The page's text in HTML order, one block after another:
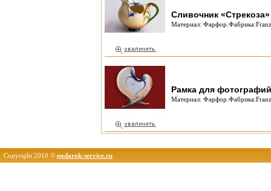
Сливочник «Стрекоза»
Материал:
Рамка для
Материал:
Copyright 2010 © podarok-service.ru